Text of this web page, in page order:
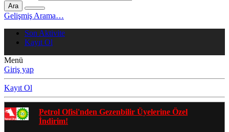
Ara
Gelişmiş Arama…
Son Aktivite
Kayıt Ol
Menü
Giriş yap
Kayıt Ol
Gezenbilir Whatsapp Grupları'na Katılmak İçin
Tıklayın